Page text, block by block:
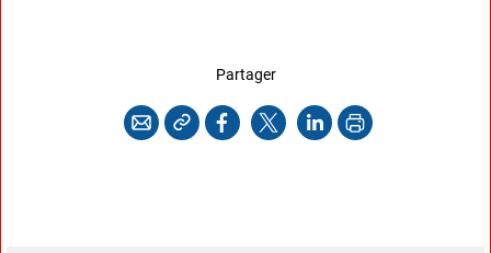
Partagercette page
CourrielCopier l'adresse
Facebook
X LinkedInImprimer